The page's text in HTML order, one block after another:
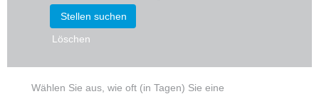
Löschen
Wählen Sie aus, wie oft (in Tagen) Sie eine